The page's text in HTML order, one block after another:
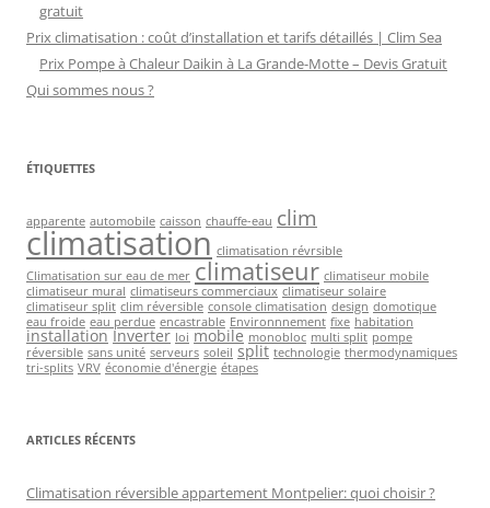
gratuit
Prix climatisation : coût d’installation et tarifs détaillés | Clim Sea
Prix Pompe à Chaleur Daikin à La Grande-Motte – Devis Gratuit
Qui sommes nous ?
ÉTIQUETTES
apparente automobile caisson chauffe-eau clim
climatisation climatisation révrsible
Climatisation sur eau de mer climatiseur climatiseur mobile
climatiseur mural climatiseurs commerciaux climatiseur solaire
climatiseur split clim réversible console climatisation design domotique
eau froide eau perdue encastrable Environnnement fixe habitation
installation Inverter loi mobile monobloc multi split pompe
réversible sans unité serveurs soleil split technologie thermodynamiques
tri-splits VRV économie d'énergie étapes
ARTICLES RÉCENTS
Climatisation réversible appartement Montpelier: quoi choisir ?